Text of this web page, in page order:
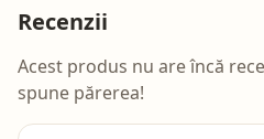
Recenzii
Acest produs nu are încă
spune părerea!